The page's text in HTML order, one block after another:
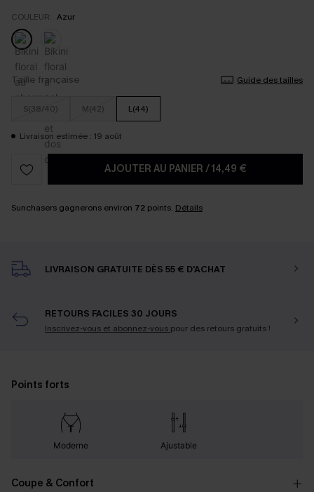
COULEUR: Azur
Taille française Guide des tailles
S(38/40) M(42) L(44)
Livraison estimée : 19 août
AJOUTER AU PANIER /14,49 €
Sunchasers gagnerons environ 72 points. Détails
LIVRAISON GRATUITE DÈS 55 € D'ACHAT
RETOURS FACILES 30 JOURS
Inscrivez-vous et abonnez-vous pour des retours gratuits !
Points forts
Moderne Ajustable
Coupe & Confort